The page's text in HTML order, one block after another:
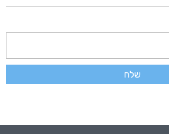
שלח